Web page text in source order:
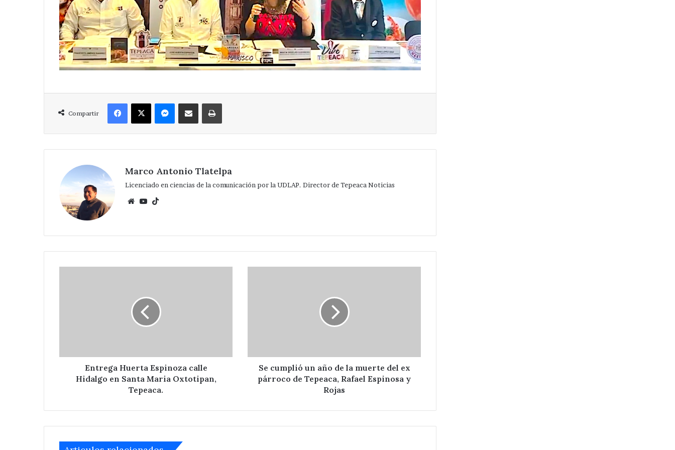
Compartir
Facebook
X MessengerCompartir via CorreoImprimir
Marco Antonio Tlatelpa
Licenciado en ciencias de la comunicación por la UDLAP. Director de Tepeaca Noticias
WebsiteYouTube
Oxtotipan,
Tepeaca.Entrega Huerta Espinoza calle
Hidalgo en Santa Maria Oxtotipan,
Tepeaca.
ex
párroco
Se cumplió un año de la muerte del ex
párroco de Tepeaca, Rafael Espinosa y
Rojas